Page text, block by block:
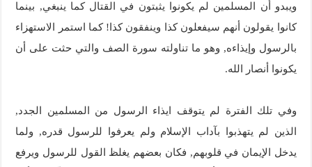
ويبدو أن المسلمين لم يكونوا يثبتون في القتال كما ينبغي, بينما
كانوا يقولون أنهم سيفعلون كذا وينفقون كذا! كما استمر الاستهزاء
بالرسول وإيذاءه, وهو ما تناولته سورة الصف والتي حثت على أن
يكونوا أنصار الله.
وفي تلك الفترة لم يتوقف ايذاء الرسول من المسلمين الجدد,
الذين لم يتهذبوا بآداب الإسلام ولم يعرفوا للرسول قدره, ولما
يدخل الإيمان في قلوبهم, فكان بعضهم يغلظ القول للرسول ويرفع